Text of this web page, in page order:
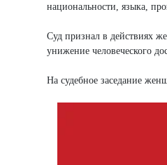
национальности, языка,
Суд признал в действиях
унижение человеческого
На судебное заседание